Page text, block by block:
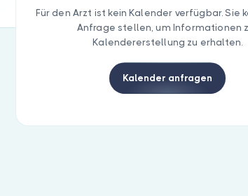
Für den Arzt ist kein Kalender verfügbar. Sie
Anfrage stellen, um Informationen
Kalendererstellung zu erhalten.
Kalender anfragen